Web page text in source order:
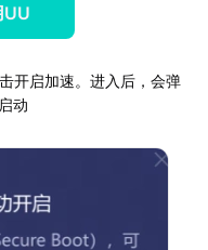
UU
开启加速。进入后，会弹
动